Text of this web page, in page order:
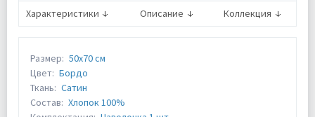
Характеристики Описание Коллекция
Размер: 50х70 см
Цвет: Бордо
Ткань: Сатин
Состав: Хлопок 100%